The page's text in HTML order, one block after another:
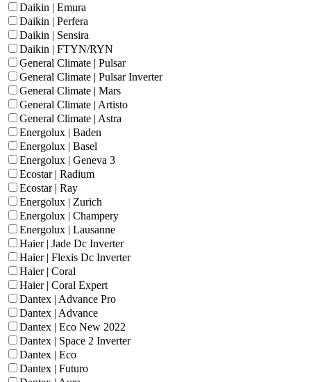
Daikin | Emura
Daikin | Perfera
Daikin | Sensira
Daikin | FTYN/RYN
General Climate | Pulsar
General Climate | Pulsar Inverter
General Climate | Mars
General Climate | Artisto
General Climate | Astra
Energolux | Baden
Energolux | Basel
Energolux | Geneva 3
Ecostar | Radium
Ecostar | Ray
Energolux | Zurich
Energolux | Champery
Energolux | Lausanne
Haier | Jade Dc Inverter
Haier | Flexis Dc Inverter
Haier | Coral
Haier | Coral Expert
Dantex | Advance Pro
Dantex | Advance
Dantex | Eco New 2022
Dantex | Space 2 Inverter
Dantex | Eco
Dantex | Futuro